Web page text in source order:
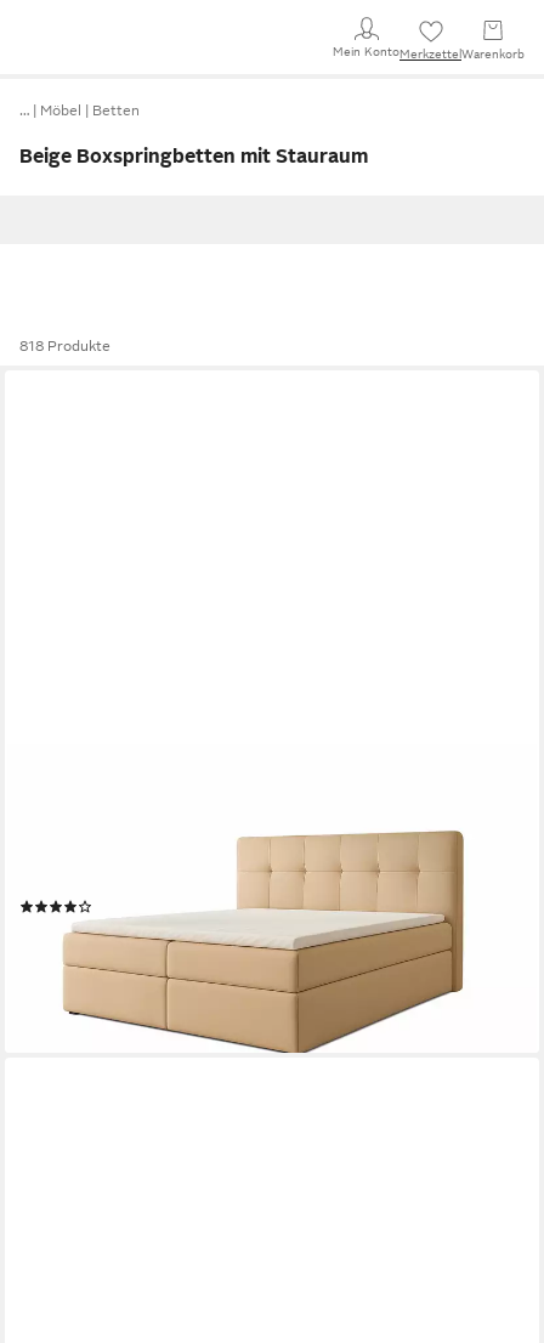
Mein KontoMerkzettel Warenkorb
… Möbel Betten
Beige Boxspringbetten mit Stauraum
818 Produkte
ab 734,00 €
lieferbar in 5 Wochen